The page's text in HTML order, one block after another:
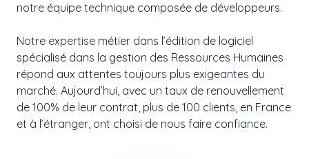
notre équipe technique composée de développeurs.
Notre expertise métier dans l’édition de logiciel
spécialisé dans la gestion des Ressources Humaines
répond aux attentes toujours plus exigeantes du
marché. Aujourd’hui, avec un taux de renouvellement
de 100% de leur contrat, plus de 100 clients, en France
et à l’étranger, ont choisi de nous faire confiance.